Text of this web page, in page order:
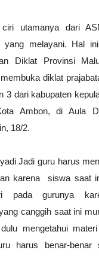
utamanya dari
yang melayani. Hal
Diklat Provinsi
diklat
3 dari kabupaten
Ambon, di Aula
18/2.
Jadi guru harus
karena siswa saat
pada gurunya
canggih saat ini
mengetahui
harus benar-benar